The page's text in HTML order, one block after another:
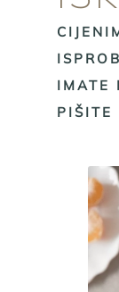
IMATE
PIŠITE